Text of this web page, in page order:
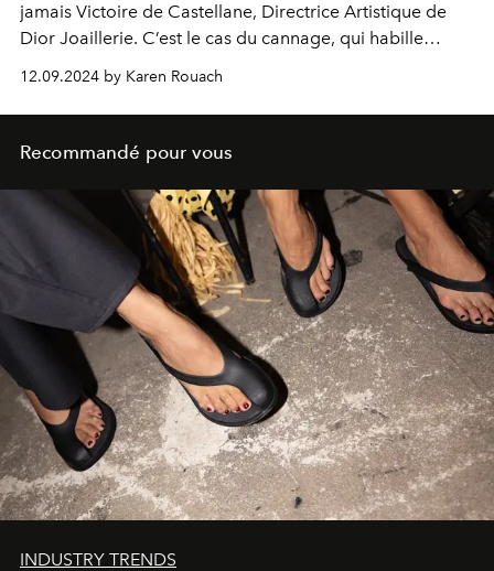
jamais Victoire de Castellane, Directrice Artistique de
Dior Joaillerie. C’est le cas du cannage, qui habille
12.09.2024 by Karen Rouach
Recommandé pour vous
INDUSTRY TRENDS